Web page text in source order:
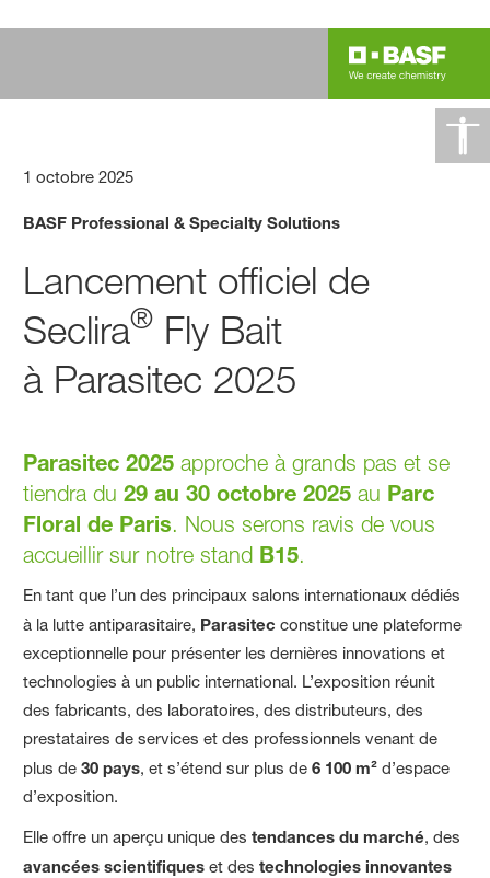
1 octobre 2025
BASF Professional & Specialty Solutions
Lancement officiel de
Seclira® Fly Bait
à Parasitec 2025
Parasitec 2025 approche à grands pas et se
tiendra du29 au 30 octobre 2025 au Parc
Floral de Paris. Nous serons ravis de vous
accueillir sur notre stand B15.
En tant que l’un des principaux salons internationaux dédiés
à la lutte antiparasitaire, Parasitec constitue une plateforme
exceptionnelle pour présenter les dernières innovations et
technologies à un public international. L’exposition réunit
des fabricants, des laboratoires, des distributeurs, des
prestataires de services et des professionnels venant de
plus de30 pays, et s’étend sur plus de6 100 m² d’espace
d’exposition.
Elle offre un aperçu unique destendances du marché, des
avancées scientifiques et destechnologies innovantes